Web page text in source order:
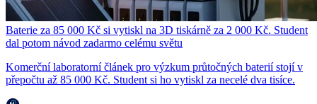
Baterie za 85 000 Kč si vytiskl na 3D tiskárně za 2 000 Kč. Student
dal potom návod zadarmo celému světu
Komerční laboratorní článek pro výzkum průtočných baterií stojí v
přepočtu až 85 000 Kč. Student si ho vytiskl za necelé dva tisíce.